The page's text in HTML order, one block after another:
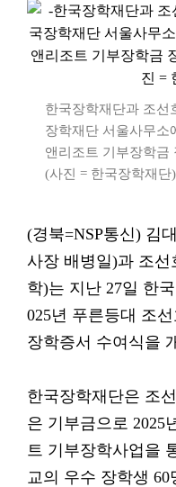
한국장학재단과 조선
장학재단 서울사무소
앤리조트 기부장학금
(사진 = 한국장학재단)
(경북=NSP통신) 김
사장 배병일)과 조
학)는 지난 27일 한
025년 푸른등대 조
장학증서 수여식을
한국장학재단은 조
은 기부금으로 2025
트 기부장학사업을
교의 우수 장학생 60